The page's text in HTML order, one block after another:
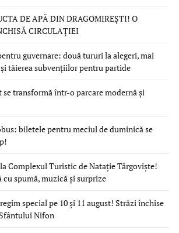
DE APĂ DIN DRAGOMIREȘTI! O
CIRCULAȚIEI
guvernare: două tururi la alegeri, mai
tăierea subvențiilor pentru partide
se transformă într-o parcare modernă și
biletele pentru meciul de duminică se
Complexul Turistic de Natație Târgoviște!
cu spumă, muzică și surprize
special pe 10 și 11 august! Străzi închise
Nifon